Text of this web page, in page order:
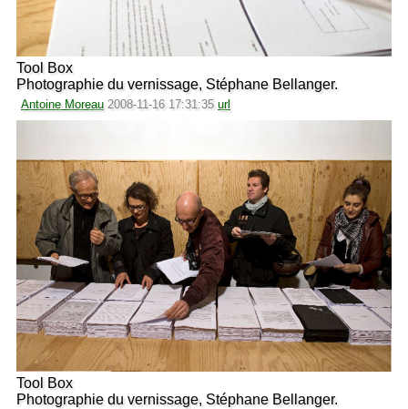
Tool Box
Photographie du vernissage, Stéphane Bellanger.
Antoine Moreau 2008-11-16 17:31:35 url
Tool Box
Photographie du vernissage, Stéphane Bellanger.